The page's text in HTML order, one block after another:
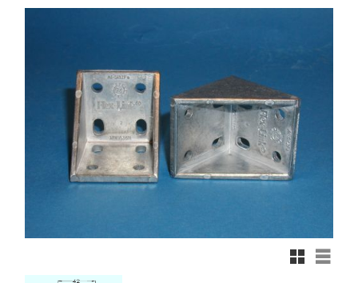
Rutnätsvy
Listvy